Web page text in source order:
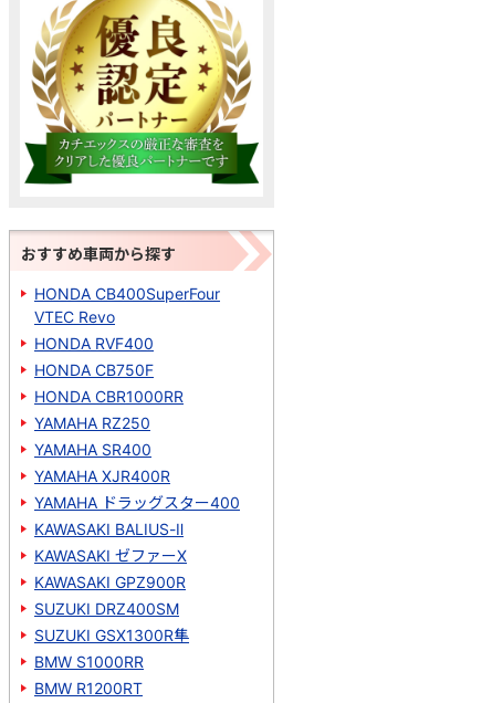
おすすめ車両から探す
HONDA CB400SuperFour
VTEC Revo
HONDA RVF400
HONDA CB750F
HONDA CBR1000RR
YAMAHA RZ250
YAMAHA SR400
YAMAHA XJR400R
YAMAHA ドラッグスター400
KAWASAKI BALIUS-Ⅱ
KAWASAKI ゼファーΧ
KAWASAKI GPZ900R
SUZUKI DRZ400SM
SUZUKI GSX1300R隼
BMW S1000RR
BMW R1200RT